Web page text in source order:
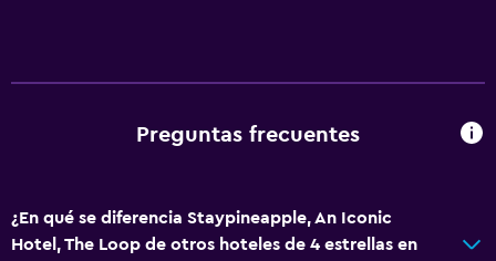
Estacionamiento y transporte
Preguntas frecuentes
¿En qué se diferencia Staypineapple, An Iconic
Hotel, The Loop de otros hoteles de 4 estrellas en